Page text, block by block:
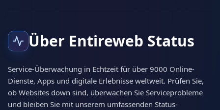
Über Entireweb Status
Service-Überwachung in Echtzeit für über 9000 Online-
Dienste, Apps und digitale Erlebnisse weltweit. Prüfen Sie,
ob Websites down sind, überwachen Sie Serviceprobleme
und bleiben Sie mit unserem umfassenden Status-